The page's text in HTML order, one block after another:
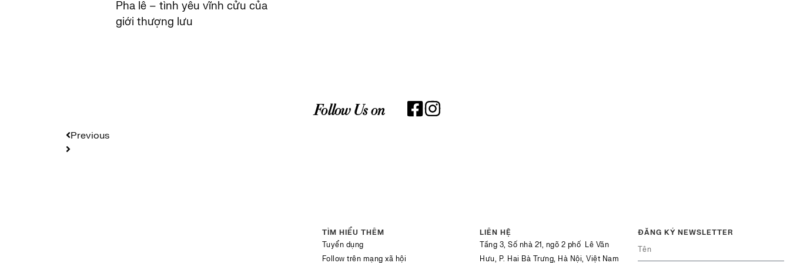
Pha lê – tình yêu vĩnh cửu của
giới thượng lưu
Follow Us on
Previous
TÌM HIỂU THÊM
Tuyển dụng
Follow trên mạng xã hội
LIÊN HỆ
Tầng 3, Số nhà 21, ngõ 2 phố Lê Văn
Hưu, P. Hai Bà Trưng, Hà Nội, Việt Nam
ĐĂNG KÝ NEWSLETTER